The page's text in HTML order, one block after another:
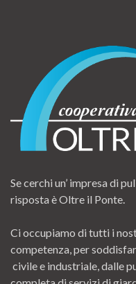
Se cerchi un’ impresa di
risposta è Oltre il Ponte.
Ci occupiamo di tutti i
competenza, per
civile e industriale, dalle